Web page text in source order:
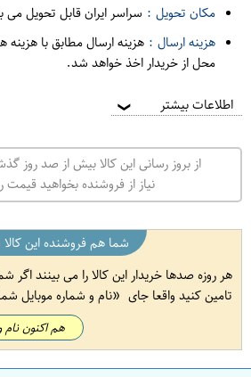
مکان تحویل : سراسر ایران قابل تحویل می
هزینه ارسال : هزینه ارسال مطابق با
محل از خریدار اخذ خواهد شد.
اطلاعات بیشتر ❯
از بروز رسانی این کالا بیش از صد
نیاز از فروشنده بخواهید قیمت
شما هم فروشنده این
هر روزه صدها خریدار این کالا را می بینند اگر
تامین کنید واقعا جای
نام و شماره موبایل
هم اکنون نام